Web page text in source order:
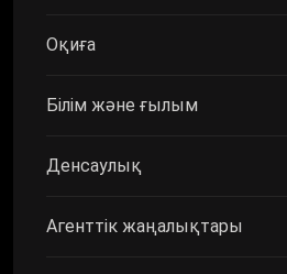
Оқиға
Білім және ғылым
Денсаулық
Агенттік жаңалықтары